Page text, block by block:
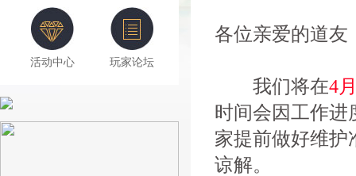
活动中心 玩家论坛
各位亲爱的道友
我们将在4
时间会因工作进
家提前做好维护
谅解。